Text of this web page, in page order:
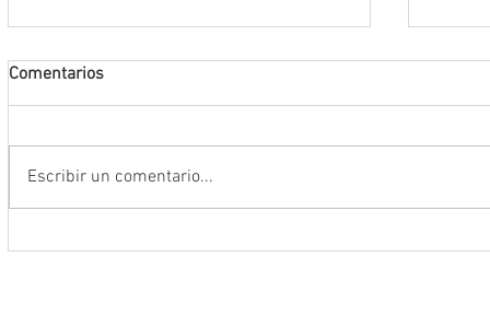
Comentarios
Escribir un comentario...